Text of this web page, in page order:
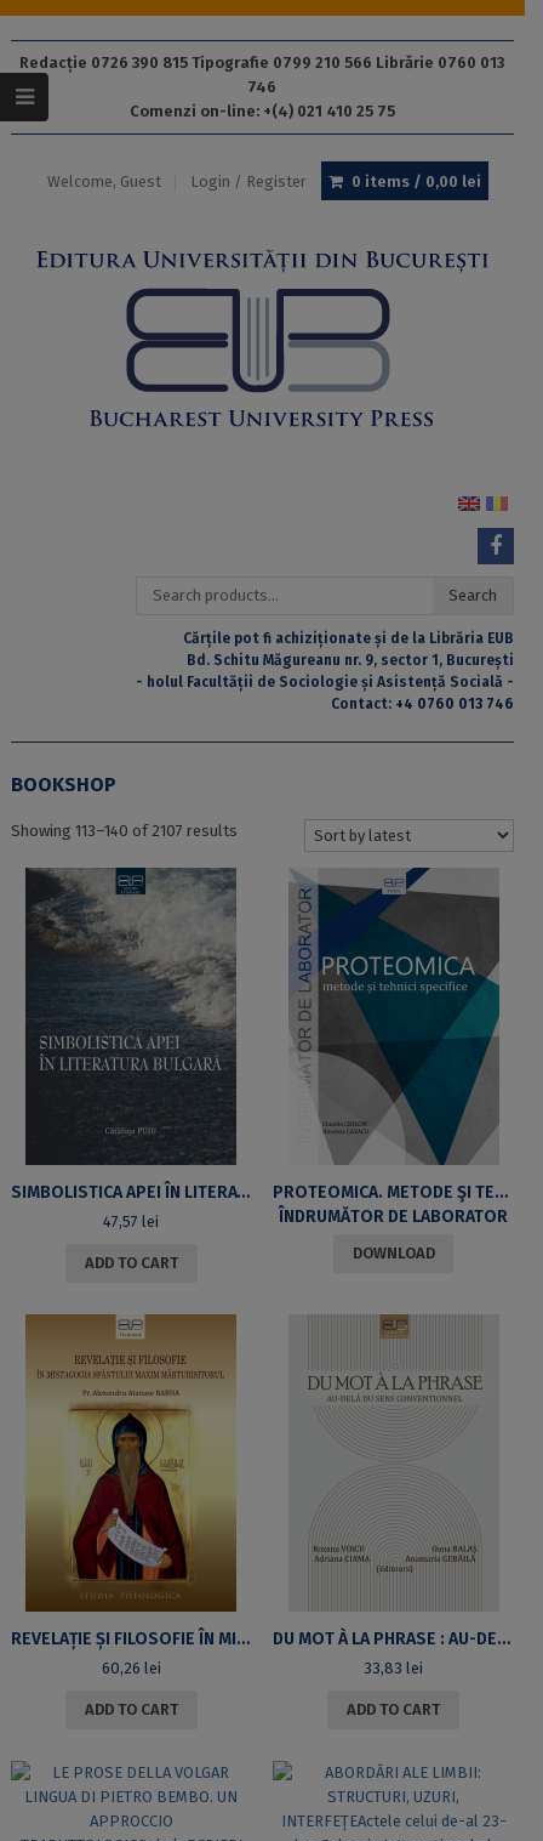
Redacție 0726 390 815 Tipografie 0799 210 566 Librărie 0760 013
746
Comenzi on-line: +(4) 021 410 25 75
Welcome, Guest Login / Register 0 items / 0,00 lei
Search
Search
Cărțile pot fi achiziționate și de la Librăria EUB
Bd. Schitu Măgureanu nr. 9, sector 1, București
- holul Facultății de Sociologie și Asistență Socială -
Contact: +4 0760 013 746
BOOKSHOP
Showing 113–140 of 2107 resultsSorted
SIMBOLISTICA APEI ÎN LITERATURA BULGARĂ
47,57lei
ADD TO CART
PROTEOMICA. METODE ŞI TEHNICI SPECIFICE
ÎNDRUMĂTOR DE LABORATOR
DOWNLOAD
REVELAȚIE ȘI FILOSOFIE ÎN MISTAGOGIA SFÂNTULUI MAXIM MĂRTURISITORULO INTERPRETARE CONTEMPORANĂ A TEOLOGIEI MISTAGOGICE PATRISTICE
60,26 lei
ADD TO CART
DU MOT À LA PHRASE : AU-DELÀ DU SENS CONVENTIONNEL
33,83lei
ADD TO CART